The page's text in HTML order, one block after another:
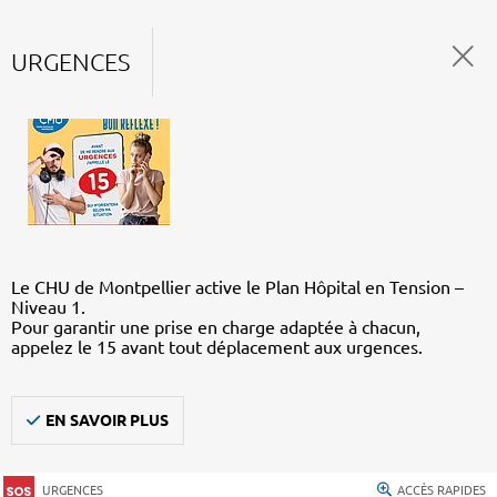
URGENCES
Le CHU de Montpellier active le Plan Hôpital en Tension –
Niveau 1.
Pour garantir une prise en charge adaptée à chacun,
appelez le 15 avant tout déplacement aux urgences.
EN SAVOIR PLUS
URGENCES ACCÈS RAPIDES